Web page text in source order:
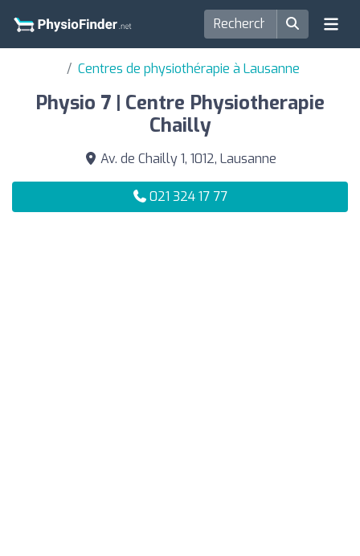
Centres de physiothérapie à Lausanne
Physio 7 | Centre Physiotherapie
Chailly
Av. de Chailly 1, 1012, Lausanne
021 324 17 77